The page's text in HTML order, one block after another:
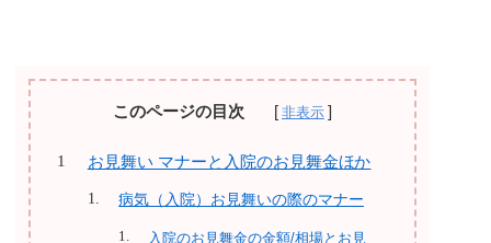
このページの目次
お見舞い マナーと入院のお見舞金ほか
病気（入院）お見舞いの際のマナー
入院のお見舞金の金額/相場とお見